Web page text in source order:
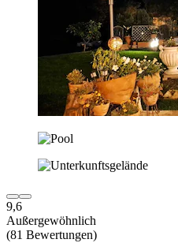
9,6
Außergewöhnlich
(81 Bewertungen)